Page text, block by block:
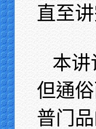
直至
本讲
但通
普门